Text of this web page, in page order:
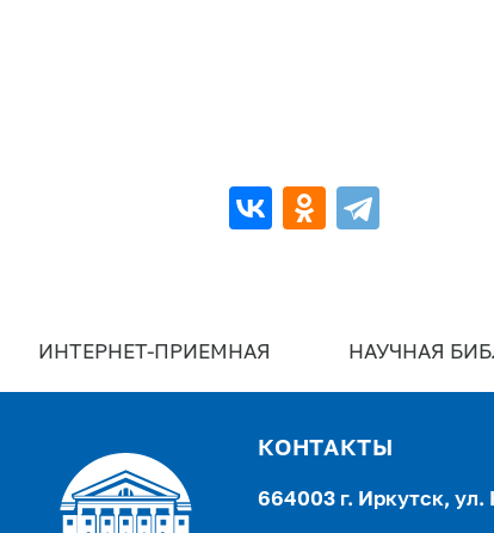
ИНТЕРНЕТ-ПРИЕМНАЯ НАУЧНАЯ
КОНТАКТЫ
664003 г. Иркутск, ул.